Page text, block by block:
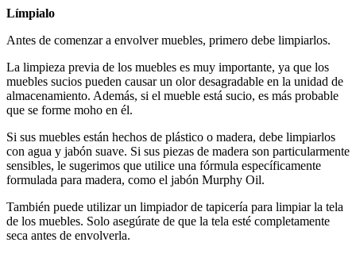
Límpialo
Antes de comenzar a envolver muebles, primero debe limpiarlos.
La limpieza previa de los muebles es muy importante, ya que los
muebles sucios pueden causar un olor desagradable en la unidad de
almacenamiento. Además, si el mueble está sucio, es más probable
que se forme moho en él.
Si sus muebles están hechos de plástico o madera, debe limpiarlos
con agua y jabón suave. Si sus piezas de madera son particularmente
sensibles, le sugerimos que utilice una fórmula específicamente
formulada para madera, como el jabón Murphy Oil.
También puede utilizar un limpiador de tapicería para limpiar la tela
de los muebles. Solo asegúrate de que la tela esté completamente
seca antes de envolverla.